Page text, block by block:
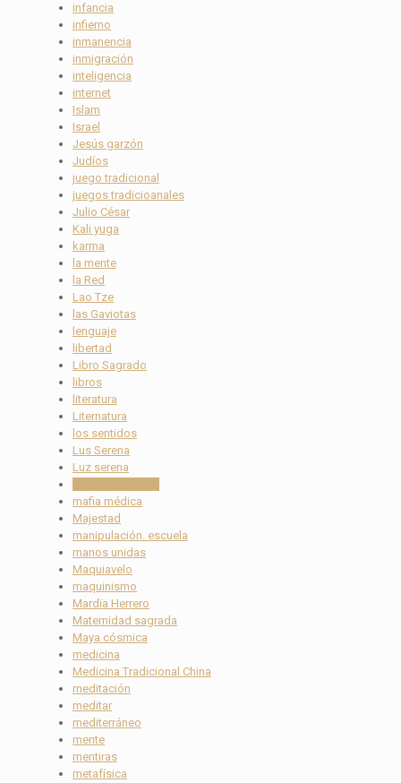
infancia
infierno
inmanencia
inmigración
inteligencia
internet
Islam
Israel
Jesús garzón
Judíos
juego tradicional
juegos tradicioanales
Julio César
Kali yuga
karma
la mente
la Red
Lao Tze
las Gaviotas
lenguaje
libertad
Libro Sagrado
libros
literatura
Liternatura
los sentidos
Lus Serena
Luz serena
mafia médica
Majestad
manipulación. escuela
manos unidas
Maquiavelo
maquinismo
Mardïa Herrero
Maternidad sagrada
Maya cósmica
medicina
Medicina Tradicional China
meditación
meditar
mediterráneo
mente
mentiras
metafísica